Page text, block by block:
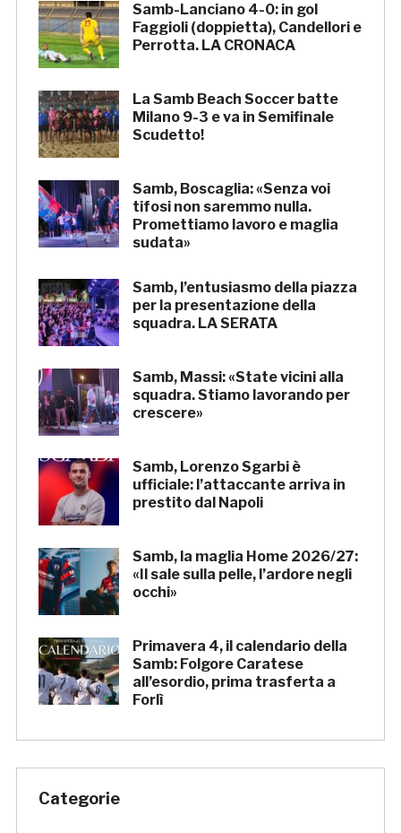
Samb-Lanciano 4-0: in gol
Faggioli (doppietta), Candellori e
Perrotta. LA CRONACA
La Samb Beach Soccer batte
Milano 9-3 e va in Semifinale
Scudetto!
Samb, Boscaglia: «Senza voi
tifosi non saremmo nulla.
Promettiamo lavoro e maglia
sudata»
Samb, l’entusiasmo della piazza
per la presentazione della
squadra. LA SERATA
Samb, Massi: «State vicini alla
squadra. Stiamo lavorando per
crescere»
Samb, Lorenzo Sgarbi è
ufficiale: l’attaccante arriva in
prestito dal Napoli
Samb, la maglia Home 2026/27:
«Il sale sulla pelle, l’ardore negli
occhi»
Primavera 4, il calendario della
Samb: Folgore Caratese
all’esordio, prima trasferta a
Forlì
Categorie